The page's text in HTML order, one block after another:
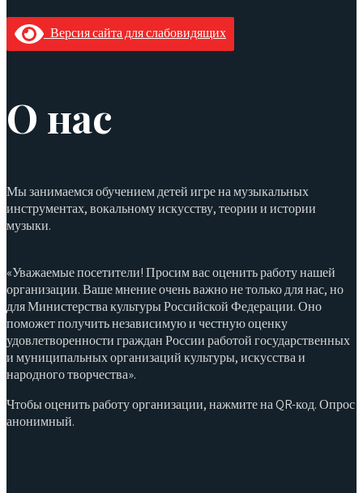
Версия сайта для слабовидящих
О нас
Мы занимаемся обучением детей игре на музыкальных
инструментах, вокальному искусству, теории и истории
музыки.
«Уважаемые посетители! Просим вас оценить работу нашей
организации. Ваше мнение очень важно не только для нас, но
для Министерства культуры Российской Федерации. Оно
поможет получить независимую и честную оценку
удовлетворенности граждан России работой государственных
и муниципальных организаций культуры, искусства и
народного творчества».
Чтобы оценить работу организации, нажмите на QR-код. Опрос
анонимный.